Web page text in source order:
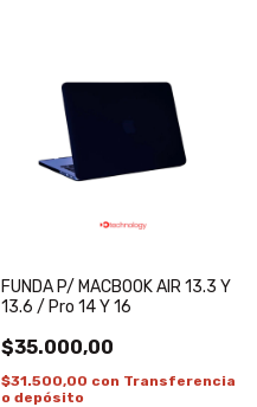
FUNDA P/ MACBOOK AIR 13.3 Y
13.6 / Pro 14 Y 16
$35.000,00
$31.500,00 con Transferencia
o depósito